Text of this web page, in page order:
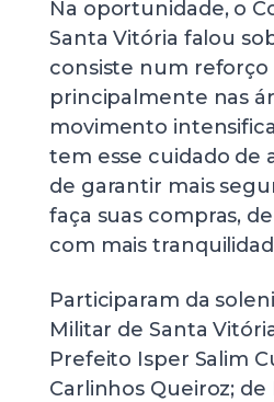
Na oportunidade, o
Santa Vitória falou
consiste num reforço
principalmente nas
movimento
tem esse cuidado
de garantir mais
faça suas compras,
com mais
Participaram da
Militar de Santa
Prefeito Isper Salim
Carlinhos Queiroz;